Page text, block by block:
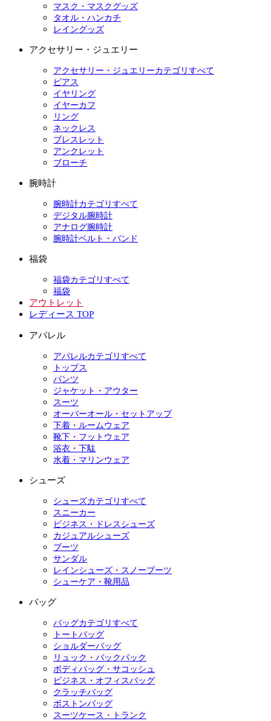
マスク・マスクグッズ
タオル・ハンカチ
レイングッズ
アクセサリー・ジュエリー
アクセサリー・ジュエリーカテゴリすべて
ピアス
イヤリング
イヤーカフ
リング
ネックレス
ブレスレット
アンクレット
ブローチ
腕時計
腕時計カテゴリすべて
デジタル腕時計
アナログ腕時計
腕時計ベルト・バンド
福袋
福袋カテゴリすべて
福袋
アウトレット
レディース TOP
アパレル
アパレルカテゴリすべて
トップス
パンツ
ジャケット・アウター
スーツ
オーバーオール・セットアップ
下着・ルームウェア
靴下・フットウェア
浴衣・下駄
水着・マリンウェア
シューズ
シューズカテゴリすべて
スニーカー
ビジネス・ドレスシューズ
カジュアルシューズ
ブーツ
サンダル
レインシューズ・スノーブーツ
シューケア・靴用品
バッグ
バッグカテゴリすべて
トートバッグ
ショルダーバッグ
リュック・バックパック
ボディバッグ・サコッシュ
ビジネス・オフィスバッグ
クラッチバッグ
ボストンバッグ
スーツケース・トランク